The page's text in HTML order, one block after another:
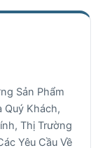
Sản Phẩm
Quý Khách,
Thị Trường
Yêu Cầu Về